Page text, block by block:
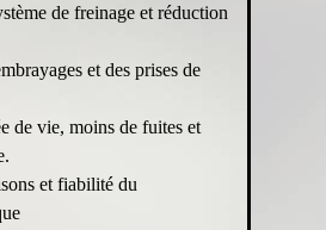
de freinage et réduction
et des prises de
de vie, moins de fuites et
et fiabilité du